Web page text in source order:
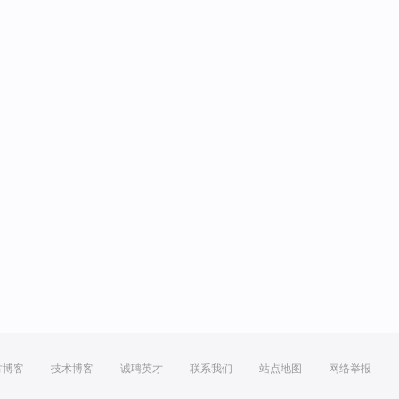
博客 技术博客 诚聘英才 联系我们 站点地图 网络举报